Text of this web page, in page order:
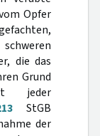
Opfer
die das
Grund
jeder
StGB
der